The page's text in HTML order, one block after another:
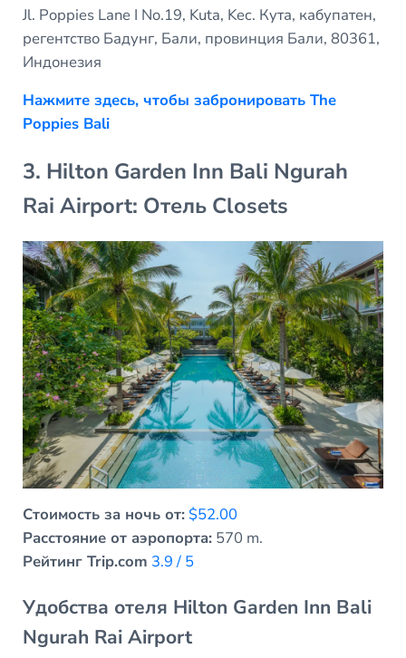
Jl. Poppies Lane I No.19, Kuta, Kec. Кута, кабупатен,
регентство Бадунг, Бали, провинция Бали, 80361,
Индонезия
Нажмите здесь, чтобы забронировать The
Poppies Bali
3. Hilton Garden Inn Bali Ngurah
Rai Airport: Отель Closets
Стоимость за ночь от: $52.00
Расстояние от аэропорта:570 m.
Рейтинг Trip.com 3.9 / 5
Удобства отеля Hilton Garden Inn Bali
Ngurah Rai Airport